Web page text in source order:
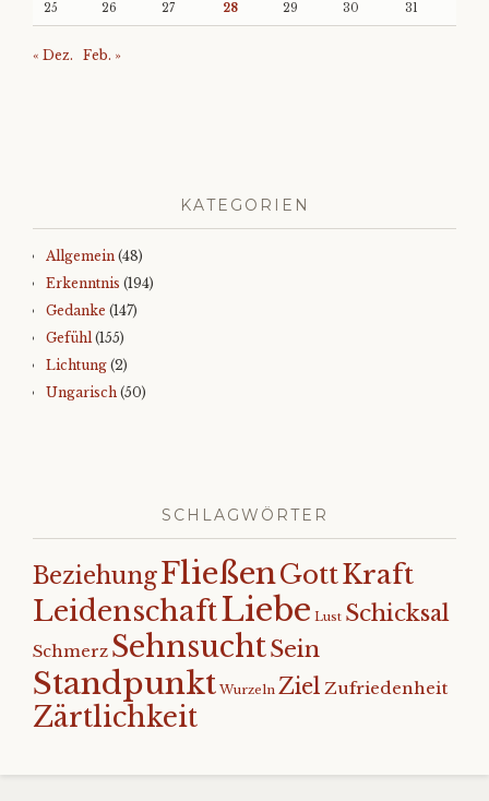
25 26 27 28 29 30 31
« Dez. Feb. »
KATEGORIEN
Allgemein (48)
Erkenntnis (194)
Gedanke (147)
Gefühl(155)
Lichtung (2)
Ungarisch (50)
SCHLAGWÖRTER
BeziehungFließenGottKraft
LeidenschaftLiebe Lust Schicksal
Schmerz SehnsuchtSein
Standpunkt Wurzeln Ziel Zufriedenheit
Zärtlichkeit